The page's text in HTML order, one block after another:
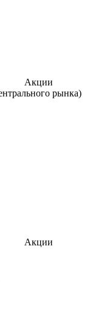
Акции
рынка)
Акции